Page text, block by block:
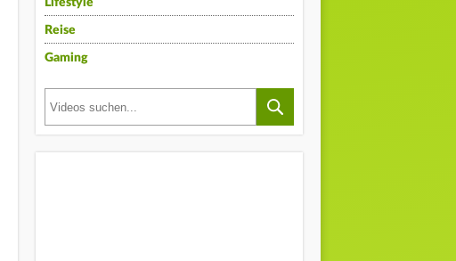
Lifestyle
Reise
Gaming